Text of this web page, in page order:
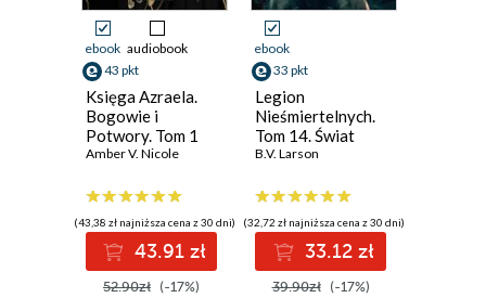
ebook audiobook
43 pkt
Księga Azraela.
Bogowie i
Potwory. Tom 1
Amber V. Nicole
(43,38 zł najniższa cena z 30 dni)
43.91 zł
52.90zł (-17%)
ebook
33 pkt
Legion
Nieśmiertelnych.
Tom 14. Świat
Skraju
B.V. Larson
(32,72 zł najniższa cena z 30 dni)
33.12 zł
39.90zł (-17%)